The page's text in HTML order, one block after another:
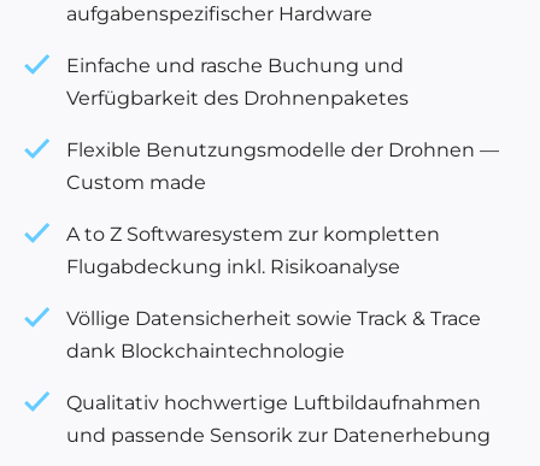
aufgabenspezifischer Hardware
Einfache und rasche Buchung und
Verfügbarkeit des Drohnenpaketes
Flexible Benutzungsmodelle der Drohnen —
Custom made
A to Z Softwaresystem zur kompletten
Flugabdeckung inkl. Risikoanalyse
Völlige Datensicherheit sowie Track & Trace
dank Blockchaintechnologie
Qualitativ hochwertige Luftbildaufnahmen
und passende Sensorik zur Datenerhebung